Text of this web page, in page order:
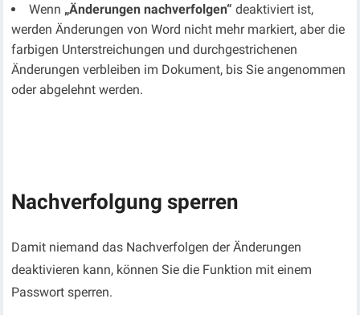
Wenn „Änderungen nachverfolgen“ deaktiviert ist,
werden Änderungen von Word nicht mehr markiert, aber die
farbigen Unterstreichungen und durchgestrichenen
Änderungen verbleiben im Dokument, bis Sie angenommen
oder abgelehnt werden.
Nachverfolgung sperren
Damit niemand das Nachverfolgen der Änderungen
deaktivieren kann, können Sie die Funktion mit einem
Passwort sperren.